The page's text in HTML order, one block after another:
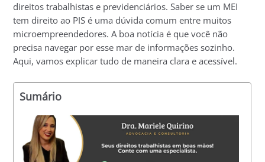
direitos trabalhistas e previdenciários. Saber se um MEI
tem direito ao PIS é uma dúvida comum entre muitos
microempreendedores. A boa notícia é que você não
precisa navegar por esse mar de informações sozinho.
Aqui, vamos explicar tudo de maneira clara e acessível.
Sumário